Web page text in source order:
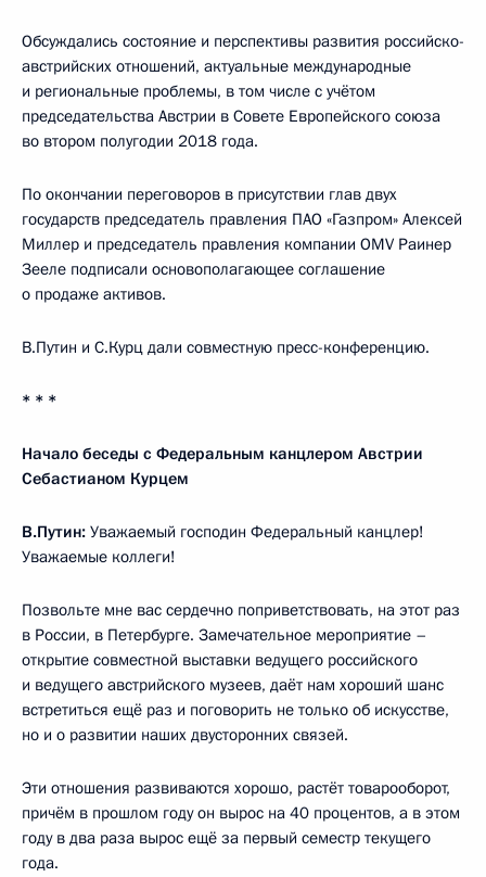
Обсуждались состояние и перспективы развития российско-
австрийских отношений, актуальные международные
и региональные проблемы, в том числе с учётом
председательства Австрии в Совете Европейского союза
во втором полугодии 2018 года.
По окончании переговоров в присутствии глав двух
государств председатель правления ПАО «Газпром» Алексей
Миллер и председатель правления компании OMV Раинер
Зееле подписали основополагающее соглашение
о продаже активов.
В.Путин и С.Курц дали совместную пресс-конференцию.
* * *
Начало беседы с Федеральным канцлером Австрии
Себастианом Курцем
В.Путин: Уважаемый господин Федеральный канцлер!
Уважаемые коллеги!
Позвольте мне вас сердечно поприветствовать, на этот раз
в России, в Петербурге. Замечательное мероприятие –
открытие совместной выставки ведущего российского
и ведущего австрийского музеев, даёт нам хороший шанс
встретиться ещё раз и поговорить не только об искусстве,
но и о развитии наших двусторонних связей.
Эти отношения развиваются хорошо, растёт товарооборот,
причём в прошлом году он вырос на 40 процентов, а в этом
году в два раза вырос ещё за первый семестр текущего
года.